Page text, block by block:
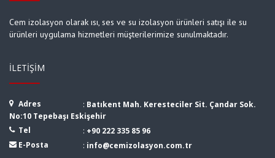
Cem izolasyon olarak ısı, ses ve su izolasyon ürünleri satışı ile su
ürünleri uygulama hizmetleri müşterilerimize sunulmaktadır.
İLETIŞIM
Adres : Batıkent Mah. Keresteciler Sit. Çandar Sok.
No:10 Tepebaşı Eskişehir
Tel
: +90 222 335 85 96
E-Posta
: info@cemizolasyon.com.tr